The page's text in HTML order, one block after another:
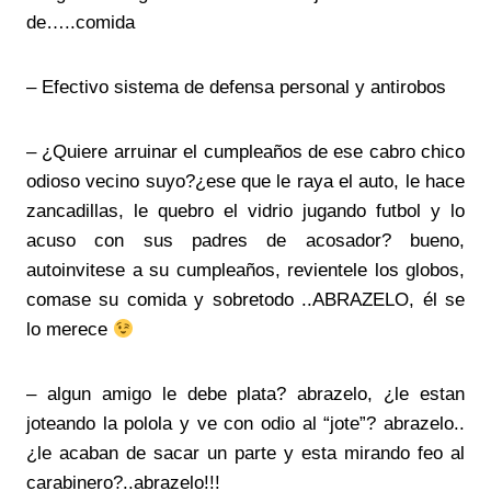
de…..comida
– Efectivo sistema de defensa personal y antirobos
– ¿Quiere arruinar el cumpleaños de ese cabro chico
odioso vecino suyo?¿ese que le raya el auto, le hace
zancadillas, le quebro el vidrio jugando futbol y lo
acuso con sus padres de acosador? bueno,
autoinvitese a su cumpleaños, revientele los globos,
comase su comida y sobretodo ..ABRAZELO, él se
lo merece
– algun amigo le debe plata? abrazelo, ¿le estan
joteando la polola y ve con odio al “jote”? abrazelo..
¿le acaban de sacar un parte y esta mirando feo al
carabinero?..abrazelo!!!